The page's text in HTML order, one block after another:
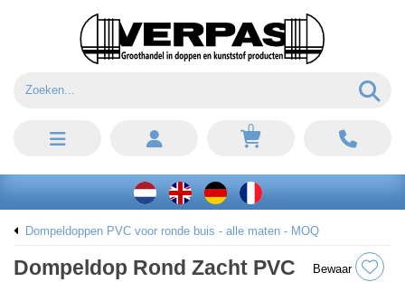
0
Dompeldoppen PVC voor ronde buis - alle maten - MOQ
Dompeldop Rond Zacht PVC
Bewaar